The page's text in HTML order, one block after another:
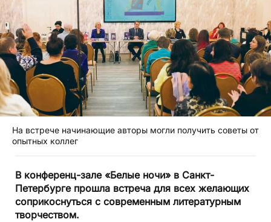
На встрече начинающие авторы могли получить советы от
опытных коллег
В конференц-зале «Белые ночи» в Санкт-
Петербурге прошла встреча для всех желающих
соприкоснуться с современным литературным
творчеством.